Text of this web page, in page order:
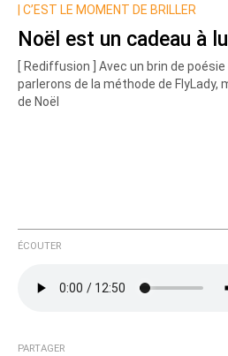
C’EST LE MOMENT DE BRILLER
Noël est un cadeau à
[ Rediffusion ] Avec un brin de
parlerons de la méthode de FlyLady,
de Noël
ÉCOUTER
PARTAGER